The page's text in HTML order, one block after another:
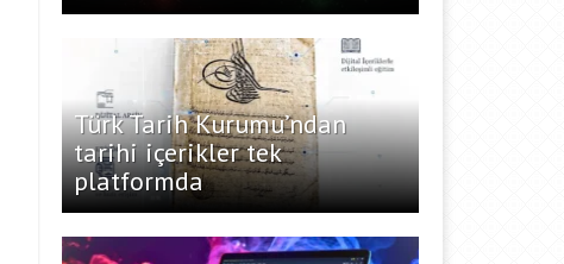
Türk Tarih Kurumu’ndan
tarihi içerikler tek
platformda